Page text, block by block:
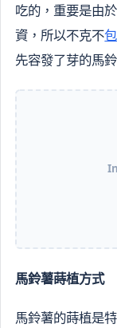
吃的，重要是由
資，所以不克不
先容發了芽的馬
馬鈴薯蒔植方式
馬鈴薯的蒔植是